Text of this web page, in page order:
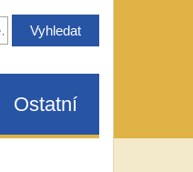
Ostatní